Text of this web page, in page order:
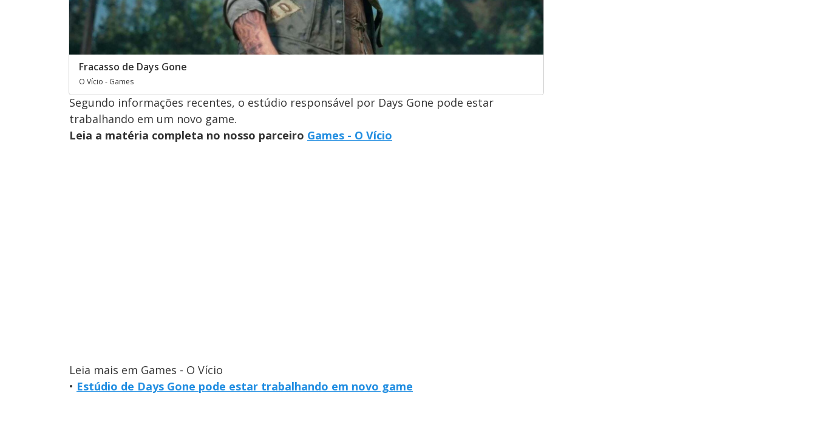
Fracasso de Days Gone
O Vício - Games
Segundo informações recentes, o estúdio responsável por Days Gone pode estar
trabalhando em um novo game.
Leia a matéria completa no nosso parceiro Games - O Vício
Leia mais em Games - O Vício
• Estúdio de Days Gone pode estar trabalhando em novo game